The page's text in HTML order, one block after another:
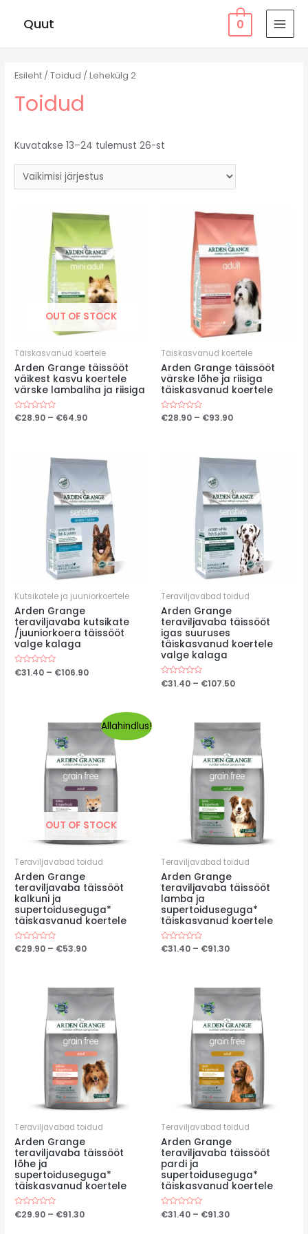
Quut 0
Esileht /Toidud / Lehekülg 2
Toidud
Kuvatakse 13–24 tulemust 26-st
OUT OF STOCK
Täiskasvanud koertele
Arden Grange täissööt
väikest kasvu koertele
värske lambaliha ja riisiga
Hinnanguga
€28.90 – €64.90Price
€64.90
Täiskasvanud koertele
Arden Grange täissööt
värske lõhe ja riisiga
täiskasvanud koertele
Hinnanguga
€28.90 – €93.90Price
€93.90
Kutsikatele ja juuniorkoertele
Arden Grange
teraviljavaba kutsikate
/juuniorkoera täissööt
valge kalaga
Hinnanguga
0
€31.40 – €106.90Price
€106.90
Teraviljavabad toidud
Arden Grange
teraviljavaba täissööt
igas suuruses
täiskasvanud koertele
valge kalaga
Hinnanguga
0
€31.40 – €107.50Price
€107.50
Allahindlus!
OUT OF STOCK
Teraviljavabad toidud
Arden Grange
teraviljavaba täissööt
kalkuni ja
supertoiduseguga*
täiskasvanud koertele
Hinnanguga
0
€29.90 – €53.90Price
€53.90
Teraviljavabad toidud
Arden Grange
teraviljavaba täissööt
lamba ja
supertoiduseguga*
täiskasvanud koertele
Hinnanguga
0
€31.40 – €91.30Price
€91.30
Teraviljavabad toidud
Arden Grange
teraviljavaba täissööt
lõhe ja
supertoiduseguga*
täiskasvanud koertele
Hinnanguga
0
€29.90 – €91.30Price
Teraviljavabad toidud
Arden Grange
teraviljavaba täissööt
pardi ja
supertoiduseguga*
täiskasvanud koertele
Hinnanguga
0
€31.40 – €91.30Price